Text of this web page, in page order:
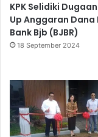
KPK Selidiki
Up Anggaran Dana
Bank Bjb (BJBR)
18 September 2024